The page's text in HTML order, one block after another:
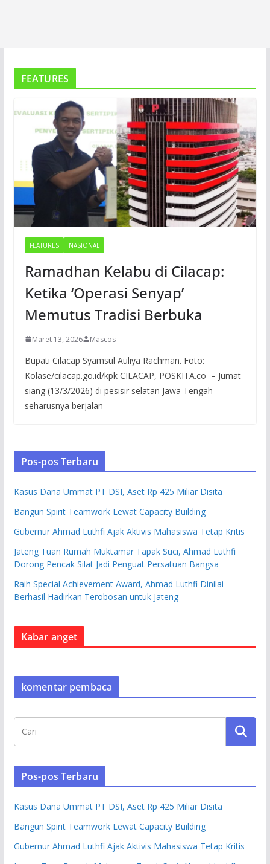
FEATURES
FEATURES NASIONAL
Ramadhan Kelabu di Cilacap:
Ketika ‘Operasi Senyap’
Memutus Tradisi Berbuka
Maret 13, 2026 Mascos
Bupati Cilacap Syamsul Auliya Rachman. Foto:
Kolase/cilacap.go.id/kpk CILACAP, POSKITA.co – Jumat
siang (13/3/2026) di pesisir selatan Jawa Tengah
seharusnya berjalan
Pos-pos Terbaru
Kasus Dana Ummat PT DSI, Aset Rp 425 Miliar Disita
Bangun Spirit Teamwork Lewat Capacity Building
Gubernur Ahmad Luthfi Ajak Aktivis Mahasiswa Tetap Kritis
Jateng Tuan Rumah Muktamar Tapak Suci, Ahmad Luthfi
Dorong Pencak Silat Jadi Penguat Persatuan Bangsa
Raih Special Achievement Award, Ahmad Luthfi Dinilai
Berhasil Hadirkan Terobosan untuk Jateng
Kabar anget
komentar pembaca
Pos-pos Terbaru
Kasus Dana Ummat PT DSI, Aset Rp 425 Miliar Disita
Bangun Spirit Teamwork Lewat Capacity Building
Gubernur Ahmad Luthfi Ajak Aktivis Mahasiswa Tetap Kritis